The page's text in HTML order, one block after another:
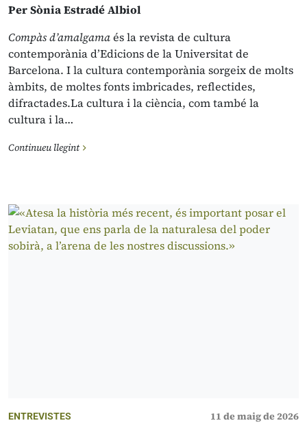
Per Sònia Estradé Albiol
Compàs d’amalgamaés la revista de cultura
contemporània d’Edicions de la Universitat de
Barcelona. I la cultura contemporània sorgeix de molts
àmbits, de moltes fonts imbricades, reflectides,
difractades.La cultura i la ciència, com també la
cultura i la…
Continueu llegint
ENTREVISTES 11 de maig de 2026